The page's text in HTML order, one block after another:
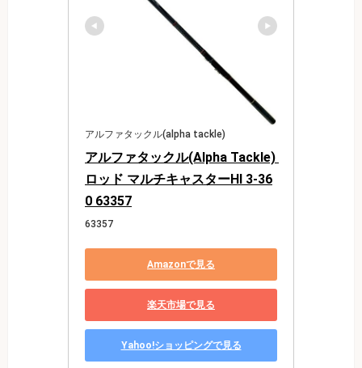
アルファタックル(alpha tackle)
アルファタックル(Alpha Tackle)
ロッド マルチキャスターHI 3-36
0 63357
63357
Amazonで見る
楽天市場で見る
Yahoo!ショッピングで見る